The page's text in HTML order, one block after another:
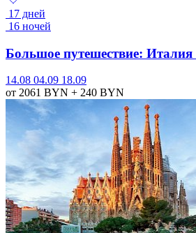
17 дней
16 ночей
Большое путешествие: Италия
14.08 04.09 18.09
от 2061 BYN + 240 BYN